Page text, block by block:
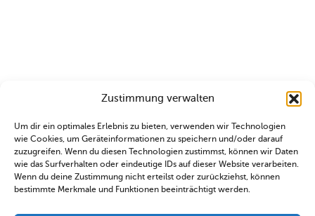
Zustimmung verwalten
Um dir ein optimales Erlebnis zu bieten, verwenden wir Technologien
wie Cookies, um Geräteinformationen zu speichern und/oder darauf
zuzugreifen. Wenn du diesen Technologien zustimmst, können wir Daten
wie das Surfverhalten oder eindeutige IDs auf dieser Website verarbeiten.
Wenn du deine Zustimmung nicht erteilst oder zurückziehst, können
bestimmte Merkmale und Funktionen beeinträchtigt werden.